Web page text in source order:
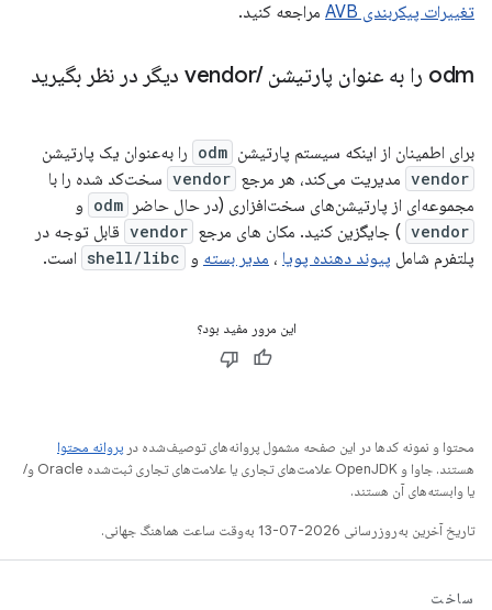
تغییرات پیکربندی AVB
مراجعه کنید.
odm را به عنوان پارتیشن /vendor دیگر در نظر بگیرید
برای اطمینان از اینکه سیستم پارتیشن odm را به‌عنوان یک پارتیشن
vendor مدیریت می‌کند، هر مرجع vendor سخت‌کد شده را با
مجموعه‌ای از پارتیشن‌های سخت‌افزاری (در حال حاضر
odm و
vendor ) جایگزین کنید. مکان های مرجع vendor قابل توجه در
پلتفرم شامل پیوند دهنده پویا ، مدیر بسته و shell/libc است.
این مرور مفید بود؟
محتوا و نمونه کدها در این صفحه مشمول پروانه‌های توصیف‌شده در پروانه محتوا
هستند. جاوا و OpenJDK علامت‌های تجاری یا علامت‌های تجاری ثبت‌شده Oracle و/
یا وابسته‌های آن هستند.
تاریخ آخرین به‌روزرسانی 2026-07-13 به‌وقت ساعت هماهنگ جهانی.
ساخت